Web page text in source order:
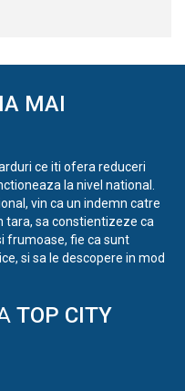
MAI
ce iti ofera reduceri
la nivel national.
vin ca un indemn catre
tara, sa constientizeze ca
frumoase, fie ca sunt
si sa le descopere in mod
TOP CITY